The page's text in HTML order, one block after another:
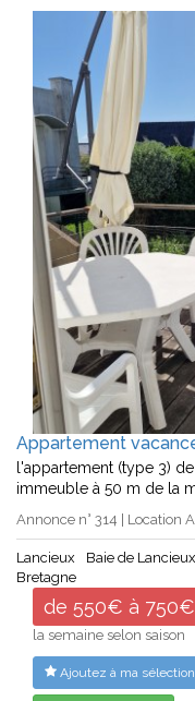
Appartement
l'appartement (type 3)
immeuble à 50 m de la
Annonce n° 314 | Location
Lancieux Baie de
Bretagne
de 550€ à 750€
la semaine selon saison
Ajoutez à ma sélection